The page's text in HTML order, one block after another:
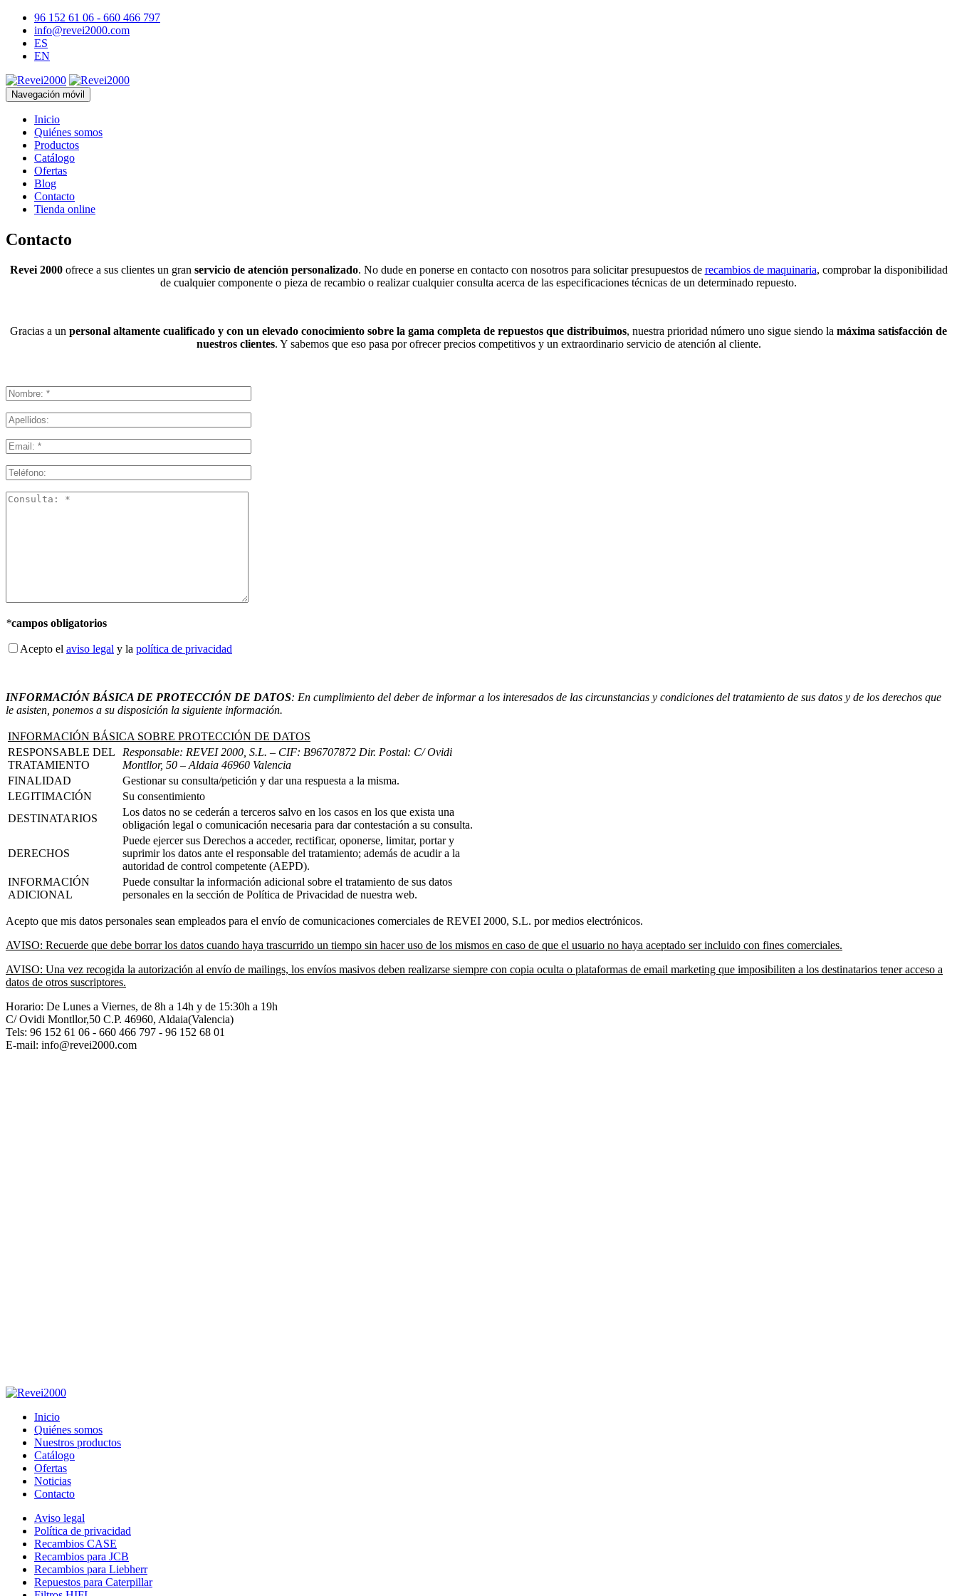
96 152 61 06 - 660 466 797
info@revei2000.com
ES
EN
Navegación móvil
Inicio
Quiénes somos
Productos
Catálogo
Ofertas
Blog
Contacto
Tienda online
Contacto
Revei 2000ofrece a sus clientes un gran servicio de atención personalizado. No dude en ponerse en contacto con nosotros para solicitar presupuestos de recambios de maquinaria, comprobar la disponibilidad
de cualquier componente o pieza de recambio o realizar cualquier consulta acerca de las especificaciones técnicas de un determinado repuesto.
Gracias a un personal altamente cualificado y con un elevado conocimiento sobre la gama completa de repuestos que distribuimos, nuestra prioridad número uno sigue siendo la máxima satisfacción de
nuestros clientes. Y sabemos que eso pasa por ofrecer precios competitivos y un extraordinario servicio de atención al cliente.
*campos obligatorios
Acepto el aviso legal y la política de privacidad
INFORMACIÓN BÁSICA DE PROTECCIÓN DE DATOS: En cumplimiento del deber de informar a los interesados de las circunstancias y condiciones del tratamiento de sus datos y de los derechos que
le asisten, ponemos a su disposición la siguiente información.
INFORMACIÓN BÁSICA SOBRE PROTECCIÓN DE DATOS
RESPONSABLE DEL
TRATAMIENTO
Responsable: REVEI 2000, S.L. – CIF: B96707872 Dir. Postal: C/ Ovidi
Montllor, 50 – Aldaia 46960 Valencia
FINALIDAD
Gestionar su consulta/petición y dar una respuesta a la misma.
LEGITIMACIÓN
Su consentimiento
DESTINATARIOS
Los datos no se cederán a terceros salvo en los casos en los que exista una
obligación legal o comunicación necesaria para dar contestación a su consulta.
DERECHOS
Puede ejercer sus Derechos a acceder, rectificar, oponerse, limitar, portar y
suprimir los datos ante el responsable del tratamiento; además de acudir a la
autoridad de control competente (AEPD).
INFORMACIÓN
ADICIONAL
Puede consultar la información adicional sobre el tratamiento de sus datos
personales en la sección de Política de Privacidad de nuestra web.
Acepto que mis datos personales sean empleados para el envío de comunicaciones comerciales de REVEI 2000, S.L. por medios electrónicos.
AVISO: Recuerde que debe borrar los datos cuando haya trascurrido un tiempo sin hacer uso de los mismos en caso de que el usuario no haya aceptado ser incluido con fines comerciales.
AVISO: Una vez recogida la autorización al envío de mailings, los envíos masivos deben realizarse siempre con copia oculta o plataformas de email marketing que imposibiliten a los destinatarios tener acceso a
datos de otros suscriptores.
Horario: De Lunes a Viernes, de 8h a 14h y de 15:30h a 19h
C/ Ovidi Montllor,50 C.P. 46960, Aldaia(Valencia)
Tels: 96 152 61 06 - 660 466 797 - 96 152 68 01
E-mail: info@revei2000.com
Inicio
Quiénes somos
Nuestros productos
Catálogo
Ofertas
Noticias
Contacto
Aviso legal
Política de privacidad
Recambios CASE
Recambios para JCB
Recambios para Liebherr
Repuestos para Caterpillar